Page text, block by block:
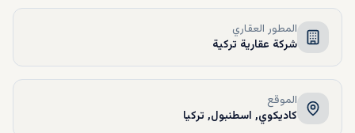
المطور العقاري
شركة عقارية تركية
الموقع
كاديكوي, اسطنبول, تركيا